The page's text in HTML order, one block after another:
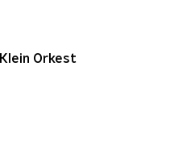
Klein Orkest